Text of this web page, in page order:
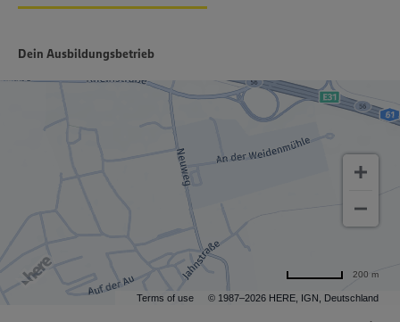
Dein Ausbildungsbetrieb
Terms of use © 1987–2026 HERE, IGN, Deutschland
200 m